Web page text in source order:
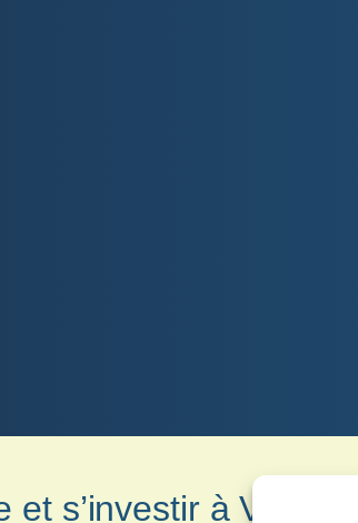
et s’investir à